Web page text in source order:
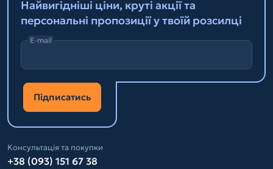
Найвигідніші ціни, круті акції та
персональні пропозиції у твоїй розсилці
E-mail
Підписатись
Консультація та покупки
+38 (093) 151 67 38